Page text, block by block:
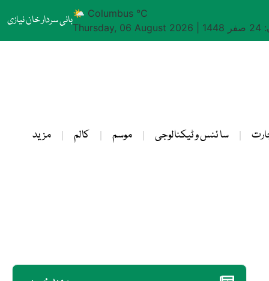
بانی سردار خان نیازی🌤 Columbus °C
Thursday, 06 August 2026
سا ئنس و ٹیکنالوجی موسم کالم مزید